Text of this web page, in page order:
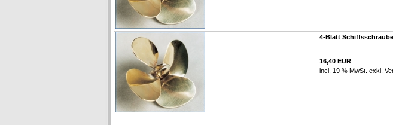
4-Blatt
16,40 EUR
incl. 19 % MwSt. exkl.